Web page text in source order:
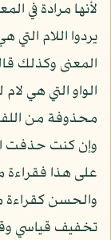
لأنها مرادة في
يردوا اللام
المعنى وكذلك
الواو التي هي
محذوفة من
وإن كنت حذفت
على هذا فقراءة
والحسن كقراءة
تخفيف قياسي